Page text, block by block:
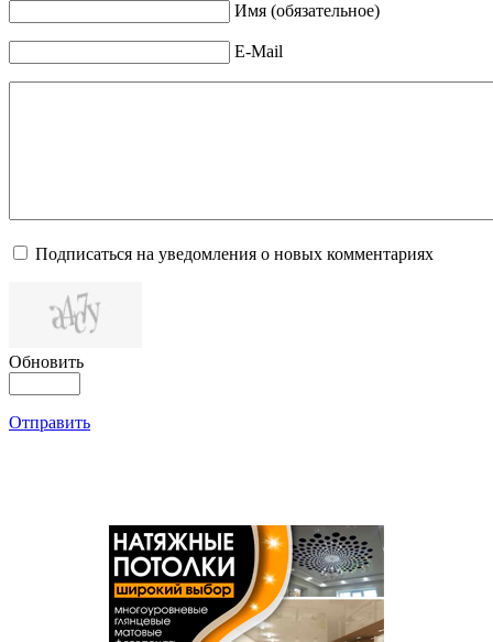
Имя (обязательное)
E-Mail
Подписаться на уведомления о новых комментариях
Обновить
Отправить